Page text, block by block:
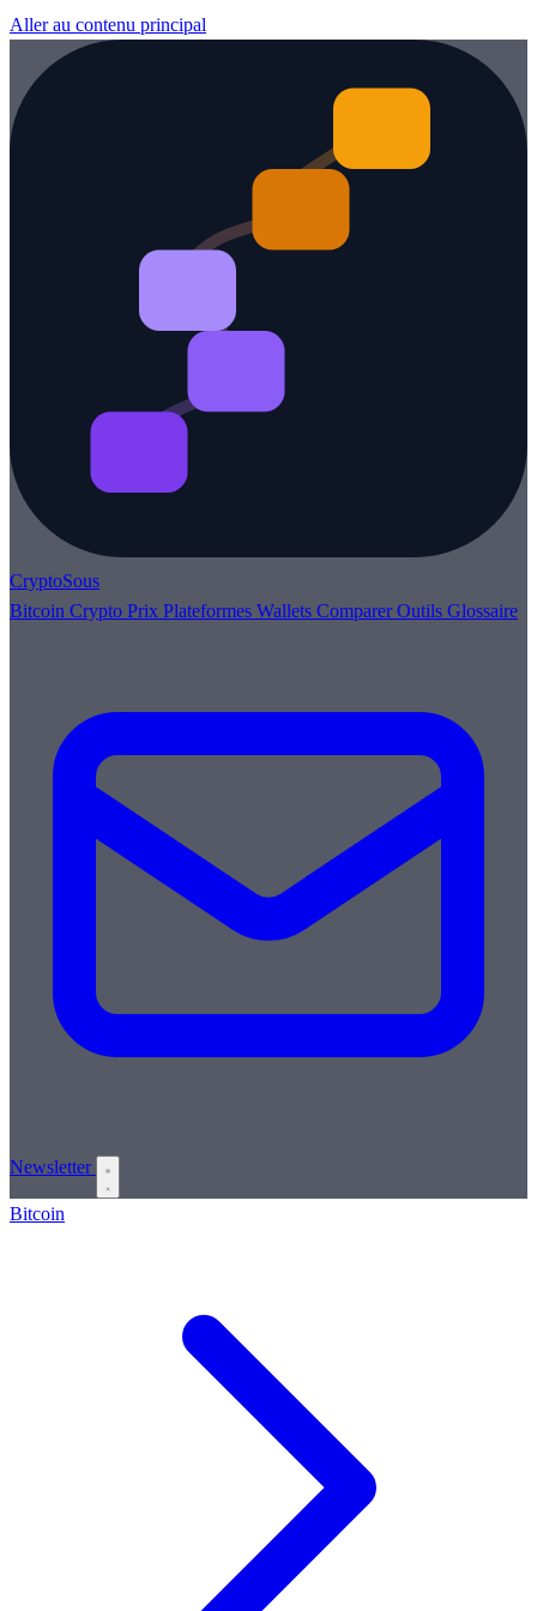
Aller au contenu principal
CryptoSous
Bitcoin Crypto Prix Plateformes Wallets ComparerOutils Glossaire
Newsletter
Bitcoin